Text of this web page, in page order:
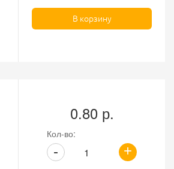
В корзину
0.80 р.
Кол-во:
+
-